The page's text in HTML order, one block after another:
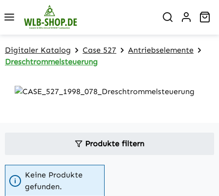
Zum Hauptinhalt springen
Digitaler Katalog Case 527
Antriebselemente
Dreschtrommelsteuerung
Produkte filtern
Keine Produkte
gefunden.